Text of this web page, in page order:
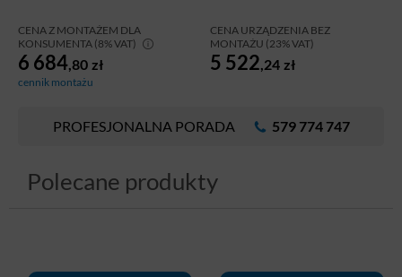
CENA Z MONTAŻEM DLA
KONSUMENTA (8% VAT)
6 684,80 zł
cennik montażu
CENA URZĄDZENIA BEZ
MONTAŻU (23% VAT)
5 522,24 zł
PROFESJONALNA PORADA 579 774 747
Polecane produkty